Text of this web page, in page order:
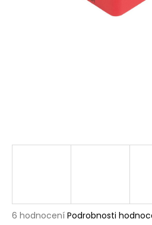
Průměrné
6 hodnocení Podrobnosti
o
p